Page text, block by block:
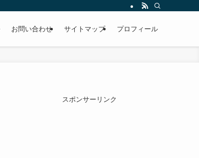
お問い合わせ サイトマップ プロフィール
スポンサーリンク